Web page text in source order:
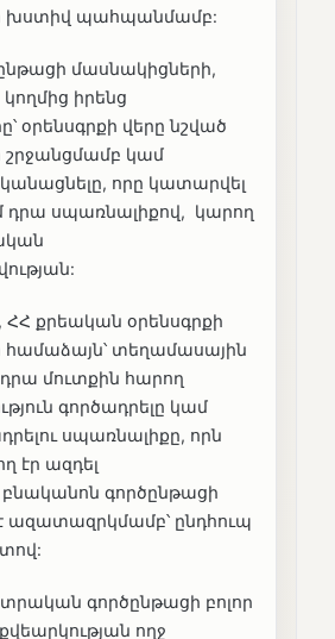
խստիվ պահպանմամբ:
մասնակիցների,
իրենց
օրենսգրքի վերը նշված
կամ
որը կատարվել
դրա սպառնալիքով, կարող
քրեական օրենսգրքի
համաձայն՝ տեղամասային
մուտքին հարող
գործադրելը կամ
սպառնալիքը, որն
էր ազդել
բնականոն գործընթացի
ազատազրկմամբ՝ ընդհուպ
գործընթացի բոլոր
ողջ